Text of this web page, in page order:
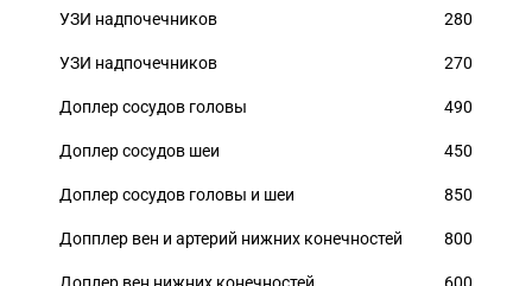
УЗИ надпочечников 280
УЗИ надпочечников 270
Доплер сосудов головы 490
Доплер сосудов шеи 450
Доплер сосудов головы и шеи 850
Допплер вен и артерий нижних конечностей 800